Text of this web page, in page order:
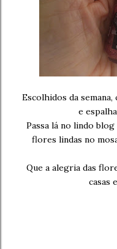
Escolhidos da
e
Passa lá no lindo blog
flores lindas no
Que a alegria das
casas